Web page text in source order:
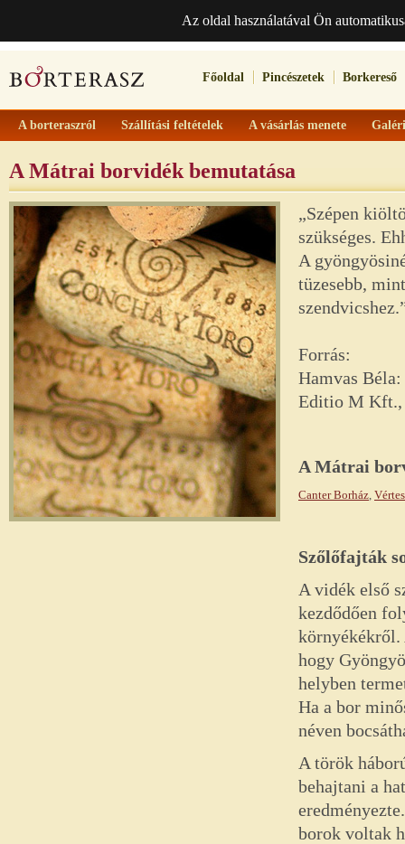
Az oldal használatával Ön
Főoldal Pincészetek Borkereső
A borteraszról Szállítási feltételek A vásárlás menete
A Mátrai borvidék bemutatása
„Szépen
szükséges.
A
tüzesebb,
Forrás:
Hamvas
Editio M Kft.,
A Mátrai
Canter Borház,
Szőlőfajták
A vidék első
kezdődően
környékékről.
hogy
helyben
Ha a bor
néven
A török
behajtani a
borok voltak